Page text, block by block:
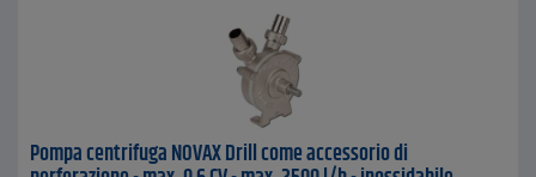
Pompa centrifuga NOVAX Drill come accessorio di